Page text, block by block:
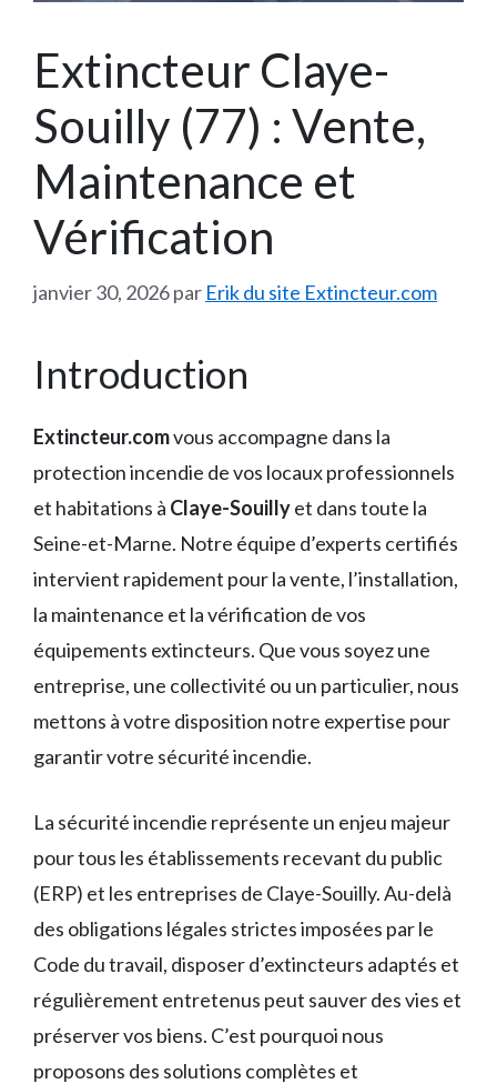
Extincteur Claye-
Souilly (77) : Vente,
Maintenance et
Vérification
janvier 30, 2026par Erik du site Extincteur.com
Introduction
Extincteur.comvous accompagne dans la
protection incendie de vos locaux professionnels
et habitations à Claye-Souillyet dans toute la
Seine-et-Marne. Notre équipe d’experts certifiés
intervient rapidement pour la vente, l’installation,
la maintenance et la vérification de vos
équipements extincteurs. Que vous soyez une
entreprise, une collectivité ou un particulier, nous
mettons à votre disposition notre expertise pour
garantir votre sécurité incendie.
La sécurité incendie représente un enjeu majeur
pour tous les établissements recevant du public
(ERP) et les entreprises de Claye-Souilly. Au-delà
des obligations légales strictes imposées par le
Code du travail, disposer d’extincteurs adaptés et
régulièrement entretenus peut sauver des vies et
préserver vos biens. C’est pourquoi nous
proposons des solutions complètes et